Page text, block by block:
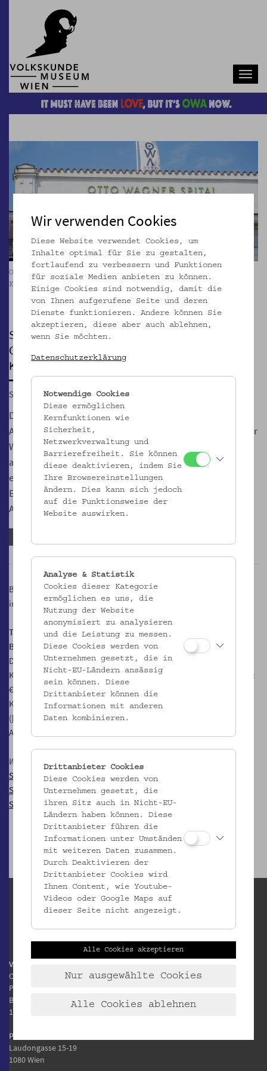
| Otto Wagner Areal, Foto: Kollektiv Fischka /
SPAZIERGANG
Otto Wagner Areal, Außenraum in Richtung
Kirche am Steinhof
So, 01.02.2026, 15:00
Die weitläufige Anlage des Psychiatrischen Spitals wurde
Anfang des 20. Jahrhunderts mit einem herrlichen Blick über
Wien errichtet. Heute ist es ein einzigartiges
architektonisches Juwel der Moderne. Bei der Führung
erfahren Sie Interessantes über die Baugeschichte, die
Entwicklung der Psychiatrie und die heutige Nutzung des
Areals.
Bei kalten Temperaturen gibt es Tee zum Aufwärmen im Pavillon 1,
im Führungspreis inkludiert.
Treffpunkt: Pförtnerhaus bei der Bushaltestelle 48A,
Baumgartner Höhe 1, 1140 Wien
Dauer: ca. 60 Min.
Kosten:
Kosten: € 10,-, erm. für Mitglieder im Verein für Volkskunde:
€ 5,- (nur Barzahlung möglich)
Kostenlos für Kulturpass-Inhaber:innen
(hungeraufkunstundkultur.at)
Anmeldung erforderlich
Weitere Termine:
So, 01.02.2026, 15:00
So, 01.03.2026, 15:00
So, 29.03.2026, 15:00
Volkskundemuseum Wien
Otto Wagner Areal
Pavillon 1
Baumgartner Höhe 1
1140 Wien
Postanschrift:
Laudongasse 15-19
1080 Wien
Wir verwenden Cookies
Diese Website verwendet Cookies, um
Inhalte optimal für Sie zu gestalten,
fortlaufend zu verbessern und Funktionen
für soziale Medien anbieten zu können.
Einige Cookies sind notwendig, damit die
von Ihnen aufgerufene Seite und deren
Dienste funktionieren. Andere können Sie
akzeptieren, diese aber auch ablehnen,
wenn Sie möchten.
Datenschutzerklärung
Notwendige Cookies
Diese ermöglichen
Kernfunktionen wie
Sicherheit,
Netzwerkverwaltung und
Barrierefreiheit. Sie können
diese deaktivieren, indem Sie
Ihre Browsereinstellungen
ändern. Dies kann sich jedoch
auf die Funktionsweise der
Website auswirken.
Analyse & Statistik
Cookies dieser Kategorie
ermöglichen es uns, die
Nutzung der Website
anonymisiert zu analysieren
und die Leistung zu messen.
Diese Cookies werden von
Unternehmen gesetzt, die in
Nicht-EU-Ländern ansässig
sein können. Diese
Drittanbieter können die
Informationen mit anderen
Daten kombinieren.
Drittanbieter Cookies
Diese Cookies werden von
Unternehmen gesetzt, die
ihren Sitz auch in Nicht-EU-
Ländern haben können. Diese
Drittanbieter führen die
Informationen unter Umständen
mit weiteren Daten zusammen.
Durch Deaktivieren der
Drittanbieter Cookies wird
Ihnen Content, wie Youtube-
Videos oder Google Maps auf
dieser Seite nicht angezeigt.
Alle Cookies akzeptieren
Nur ausgewählte Cookies
Alle Cookies ablehnen